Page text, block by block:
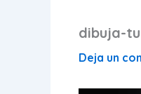
dibuja-
Deja un